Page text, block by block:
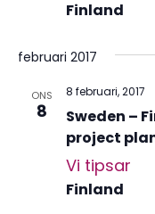
Finland
februari 2017
ONS
8
8 februari, 2017
Sweden –
project
Vi tipsar
Finland